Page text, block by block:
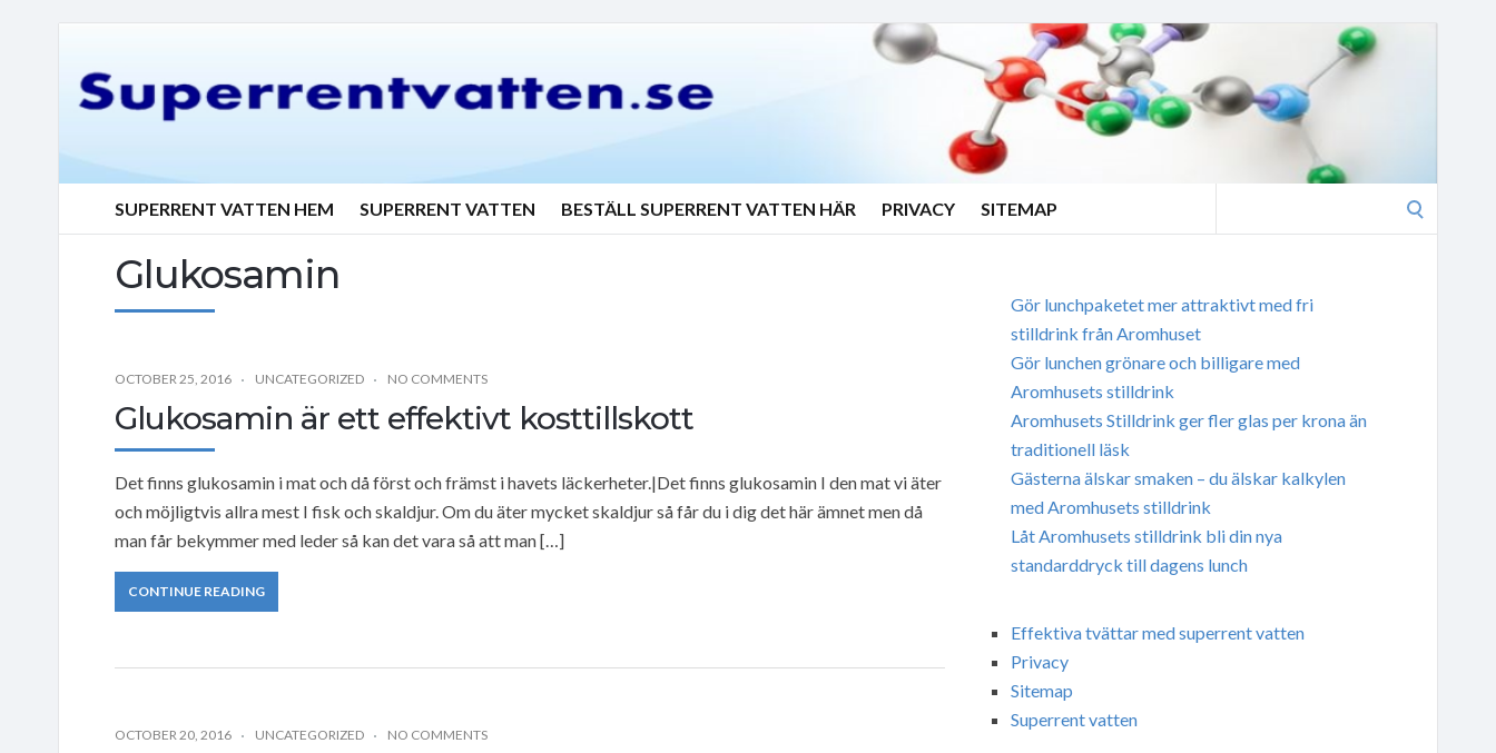
SUPERRENT VATTEN HEM SUPERRENT VATTEN BESTÄLL SUPERRENT VATTEN HÄR PRIVACY SITEMAP
Glukosamin
OCTOBER 25, 2016 UNCATEGORIZED NO COMMENTS
Glukosamin är ett effektivt kosttillskott
Det finns glukosamin i mat och då först och främst i havets läckerheter.|Det finns glukosamin I den mat vi äter
och möjligtvis allra mest I fisk och skaldjur. Om du äter mycket skaldjur så får du i dig det här ämnet men då
man får bekymmer med leder så kan det vara så att man […]
CONTINUE READING
OCTOBER 20, 2016 UNCATEGORIZED NO COMMENTS
Gör lunchpaketet mer attraktivt med fri
stilldrink från Aromhuset
Gör lunchen grönare och billigare med
Aromhusets stilldrink
Aromhusets Stilldrink ger fler glas per krona än
traditionell läsk
Gästerna älskar smaken – du älskar kalkylen
med Aromhusets stilldrink
Låt Aromhusets stilldrink bli din nya
standarddryck till dagens lunch
Effektiva tvättar med superrent vatten
Privacy
Sitemap
Superrent vatten